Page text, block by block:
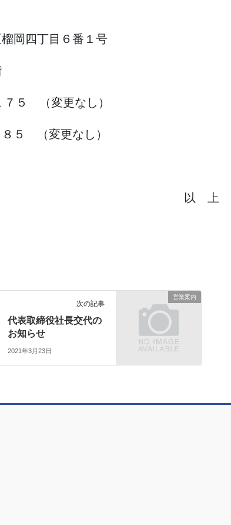
丁目６番１号
５ （変更なし）
５ （変更なし）
以 上
営業案内
次の記事
代表取締役社長交代の
お知らせ
2021年3月23日